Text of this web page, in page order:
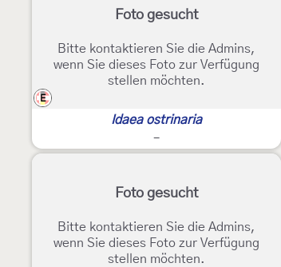
Foto gesucht
Bitte kontaktieren Sie die Admins,
wenn Sie dieses Foto zur Verfügung
stellen möchten.
E
Idaea ostrinaria
-
Foto gesucht
Bitte kontaktieren Sie die Admins,
wenn Sie dieses Foto zur Verfügung
stellen möchten.